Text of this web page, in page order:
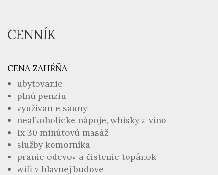
CENNÍK
CENA ZAHŔŇA
ubytovanie
plnú penziu
využívanie sauny
nealkoholické nápoje, whisky a víno
1x 30 minútovú masáž
služby komorníka
pranie odevov a čistenie topánok
wifi v hlavnej budove